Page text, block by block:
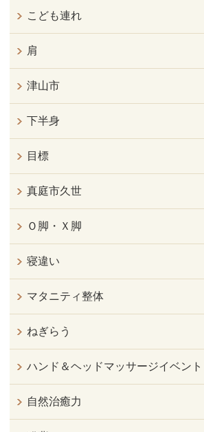
こども連れ
肩
津山市
下半身
目標
真庭市久世
Ｏ脚・Ｘ脚
寝違い
マタニティ整体
ねぎらう
ハンド＆ヘッドマッサージイベント
自然治癒力